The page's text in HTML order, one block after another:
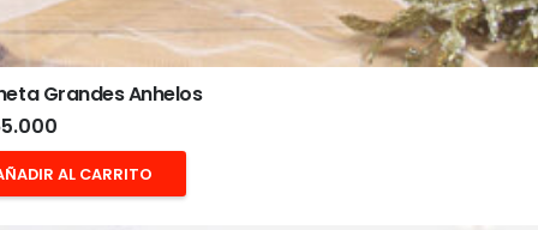
Grandes Anhelos
AL CARRITO